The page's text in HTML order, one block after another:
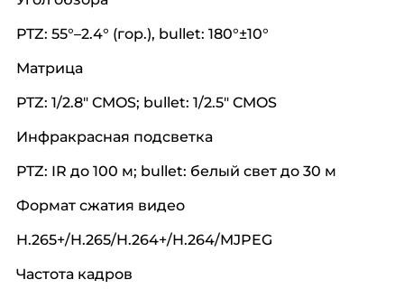
PTZ: 55°–2.4° (гор.), bullet: 180°±10°
Матрица
PTZ: 1/2.8″ CMOS; bullet: 1/2.5″ CMOS
Инфракрасная подсветка
PTZ: IR до 100 м; bullet: белый свет до 30 м
Формат сжатия видео
H.265+/H.265/H.264+/H.264/MJPEG
Частота кадров